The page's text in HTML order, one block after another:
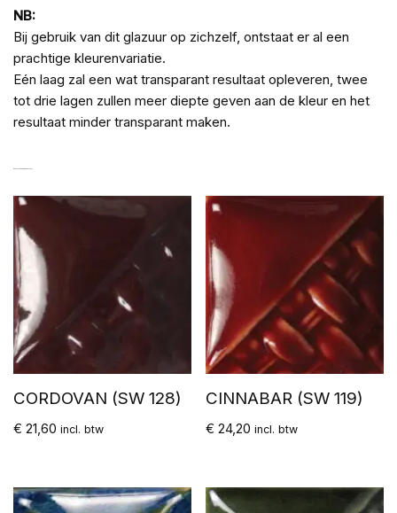
NB:
Bij gebruik van dit glazuur op zichzelf, ontstaat er al een
prachtige kleurenvariatie.
Eén laag zal een wat transparant resultaat opleveren, twee
tot drie lagen zullen meer diepte geven aan de kleur en het
resultaat minder transparant maken.
CORDOVAN (SW 128)
€ 21,60 incl. btw
CINNABAR (SW 119)
€ 24,20 incl. btw